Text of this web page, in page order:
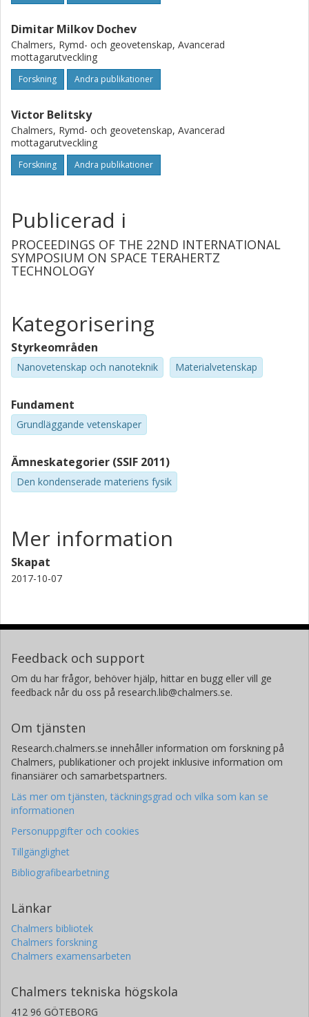
Dimitar Milkov Dochev
Chalmers, Rymd- och geovetenskap, Avancerad
mottagarutveckling
Forskning Andra publikationer
Victor Belitsky
Chalmers, Rymd- och geovetenskap, Avancerad
mottagarutveckling
Forskning Andra publikationer
Publicerad i
PROCEEDINGS OF THE 22ND INTERNATIONAL
SYMPOSIUM ON SPACE TERAHERTZ
TECHNOLOGY
Kategorisering
Styrkeområden
Nanovetenskap och nanoteknik Materialvetenskap
Fundament
Grundläggande vetenskaper
Ämneskategorier (SSIF 2011)
Den kondenserade materiens fysik
Mer information
Skapat
2017-10-07
Feedback och support
Om du har frågor, behöver hjälp, hittar en bugg eller vill ge
feedback når du oss på research.lib@chalmers.se.
Om tjänsten
Research.chalmers.se innehåller information om forskning på
Chalmers, publikationer och projekt inklusive information om
finansiärer och samarbetspartners.
Läs mer om tjänsten, täckningsgrad och vilka som kan se
informationen
Personuppgifter och cookies
Tillgänglighet
Bibliografibearbetning
Länkar
Chalmers bibliotek
Chalmers forskning
Chalmers examensarbeten
Chalmers tekniska högskola
412 96 GÖTEBORG